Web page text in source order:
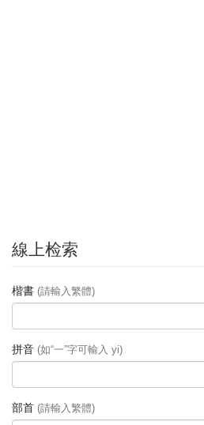
線上检索
楷書 (請輸入繁體)
拼音 (如“一”字可輸入 yi)
部首 (請輸入繁體)